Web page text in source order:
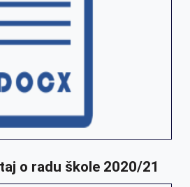
o radu škole 2020/21